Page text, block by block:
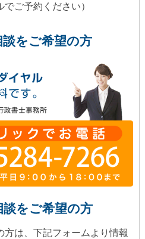
ご予約ください）
をご希望の方
談をご希望の方
方は、下記フォームより情報